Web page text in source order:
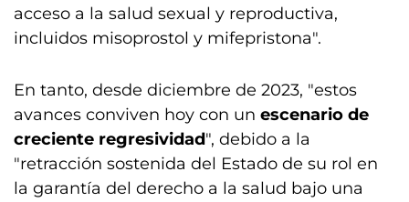
acceso a la salud sexual y reproductiva,
incluidos misoprostol y mifepristona".
En tanto, desde diciembre de 2023, "estos
avances conviven hoy con un escenario de
creciente regresividad", debido a la
"retracción sostenida del Estado de su rol en
la garantía del derecho a la salud bajo una